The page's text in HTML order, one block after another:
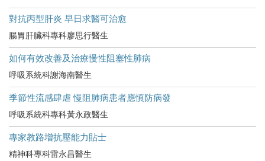
對抗丙型肝炎 早日求醫可治愈
腸胃肝臟科專科廖思行醫生
如何有效改善及治療慢性阻塞性肺病
呼吸系統科謝海南醫生
季節性流感肆虐 慢阻肺病患者應慎防病發
呼吸系統科專科黃永政醫生
專家教路增抗壓能力貼士
精神科專科雷永昌醫生